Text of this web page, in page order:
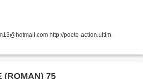
http://poete-action.ultim-
(ROMAN) 75